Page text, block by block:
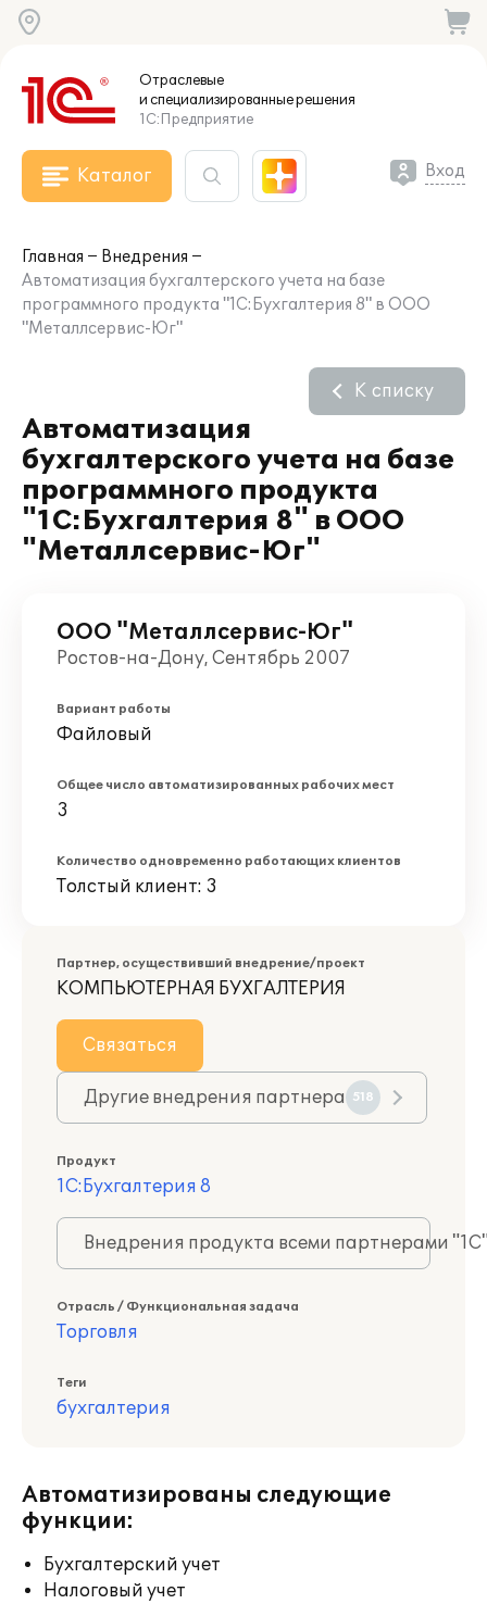
Отраслевые
и специализированныерешения
1С:Предприятие
Каталог Вход
Главная
Внедрения
Автоматизация бухгалтерского учета на базе
программного продукта "1С:Бухгалтерия 8" в ООО
"Металлсервис-Юг"
Автоматизация
бухгалтерского учета на базе
программного продукта
"1С:Бухгалтерия 8" в ООО
"Металлсервис-Юг"
К списку
ООО "Металлсервис-Юг"
Ростов-на-Дону, Сентябрь 2007
Вариант работы
Файловый
Общее число автоматизированных рабочих мест
3
Количество одновременно работающих клиентов
Толстый клиент: 3
Партнер, осуществивший внедрение/проект
КОМПЬЮТЕРНАЯ БУХГАЛТЕРИЯ
Связаться
Другие внедрения партнера 518
Продукт
1С:Бухгалтерия 8
Внедрения продукта всеми партнерами
Отрасль / Функциональная задача
Торговля
Теги
бухгалтерия
Автоматизированы следующие
функции:
Бухгалтерский учет
Налоговый учет